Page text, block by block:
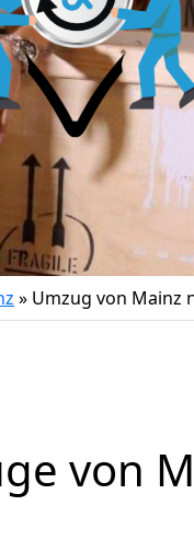
» Umzug von Mainz
von